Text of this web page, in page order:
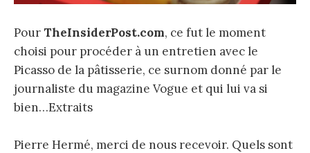
PourTheInsiderPost.com, ce fut le moment
choisi pour procéder à un entretien avec le
Picasso de la pâtisserie, ce surnom donné par le
journaliste du magazine Vogue et qui lui va si
bien…Extraits
Pierre Hermé, merci de nous recevoir. Quels sont